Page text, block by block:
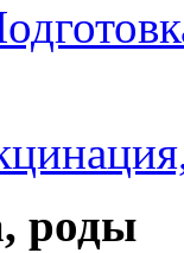
роды